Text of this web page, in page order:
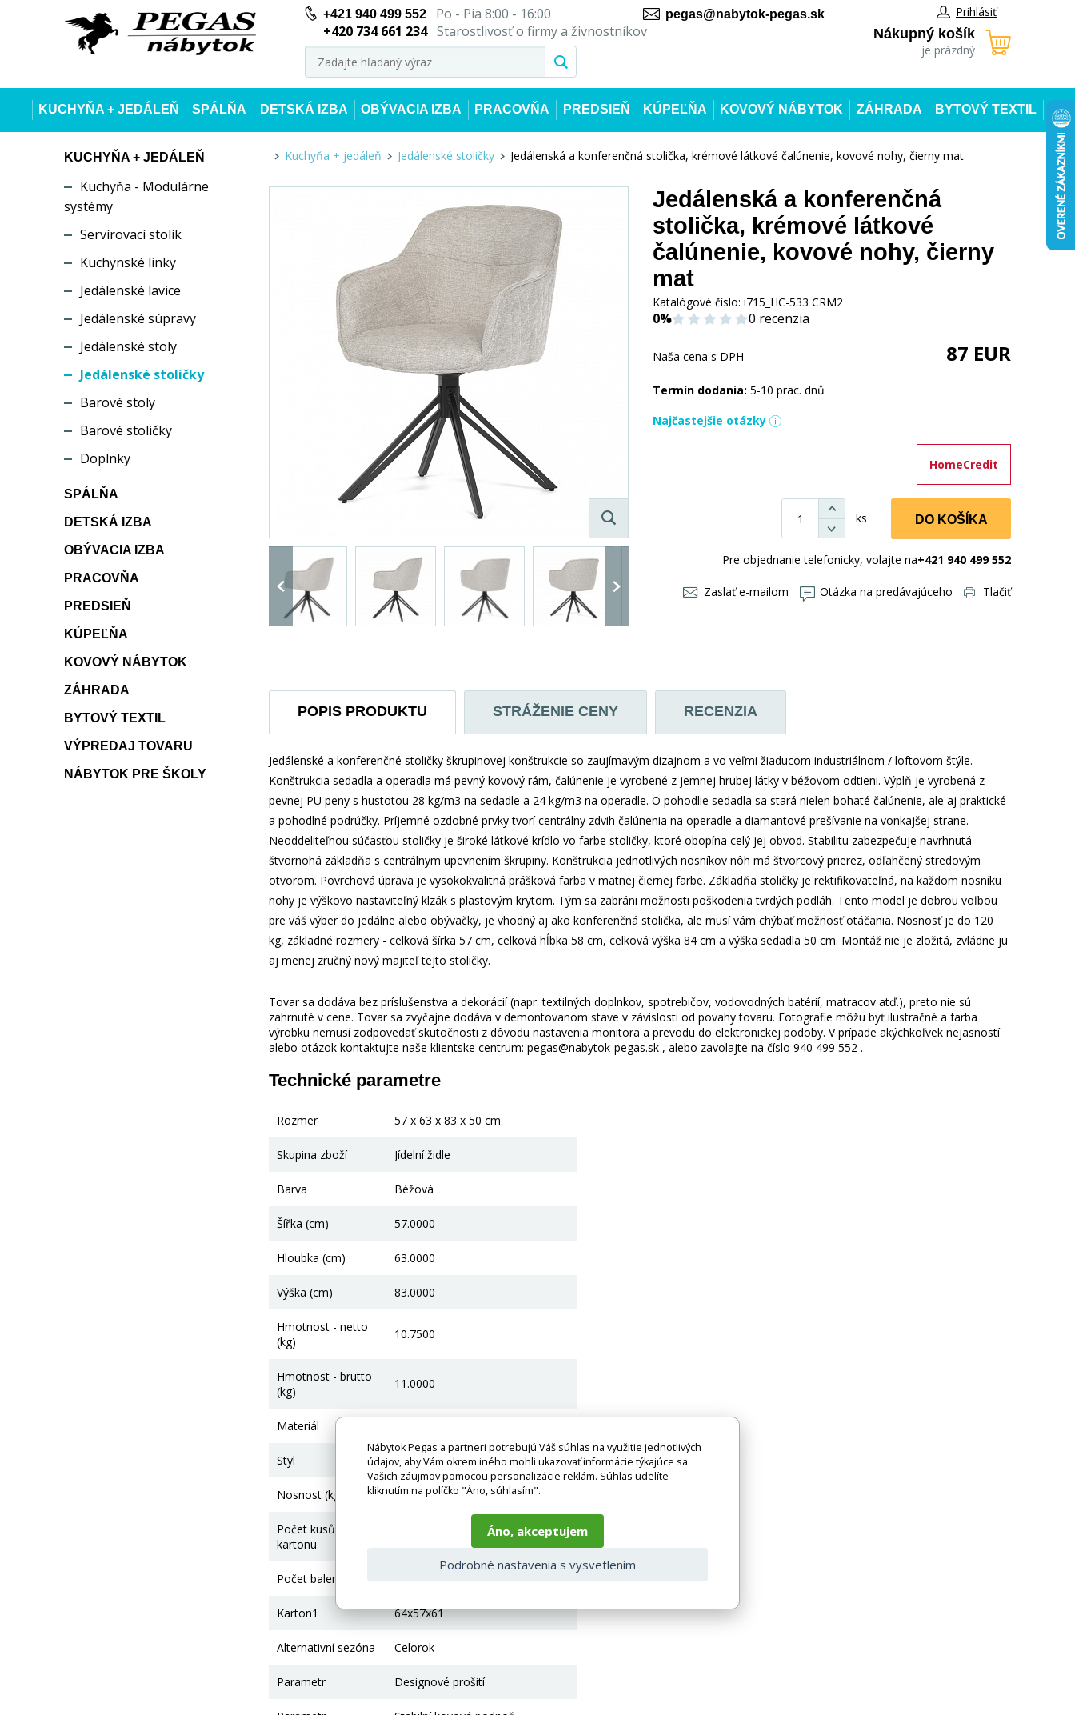
+421 940 499 552
Po - Pia 8:00 - 16:00
+420 734 661 234 Starostlivosť o firmy a živnostníkov
pegas@nabytok-pegas.sk Prihlásiť
Nákupný košík
je prázdný
KUCHYŇA + JEDÁLEŇ SPÁLŇA DETSKÁ IZBA OBÝVACIA IZBA PRACOVŇA PREDSIEŇ KÚPEĽŇA KOVOVÝ NÁBYTOK ZÁHRADA BYTOVÝ TEXTIL
KUCHYŇA + JEDÁLEŇ
Kuchyňa - Modulárne
systémy
Servírovací stolík
Kuchynské linky
Jedálenské lavice
Jedálenské súpravy
Jedálenské stoly
Jedálenské stoličky
Barové stoly
Barové stoličky
Doplnky
SPÁLŇA
DETSKÁ IZBA
OBÝVACIA IZBA
PRACOVŇA
PREDSIEŇ
KÚPEĽŇA
KOVOVÝ NÁBYTOK
ZÁHRADA
BYTOVÝ TEXTIL
VÝPREDAJ TOVARU
NÁBYTOK PRE ŠKOLY
Kuchyňa + jedáleň Jedálenské stoličky Jedálenská a konferenčná stolička, krémové látkové čalúnenie, kovové nohy, čierny mat
Jedálenská a konferenčná
stolička, krémové látkové
čalúnenie, kovové nohy, čierny
mat
Katalógové číslo: i715_HC-533 CRM2
0% 0 recenzia
Naša cena s DPH 87 EUR
Termín dodania: 5-10 prac. dnů
Najčastejšie otázky
HomeCredit
ks DO KOŠÍKA
Pre objednanie telefonicky, volajte na+421 940 499 552
Zaslať e-mailom Otázka na predávajúceho Tlačiť
POPIS PRODUKTU STRÁŽENIE CENY RECENZIA
Jedálenské a konferenčné stoličky škrupinovej konštrukcie so zaujímavým dizajnom a vo veľmi žiaducom industriálnom / loftovom štýle.
Konštrukcia sedadla a operadla má pevný kovový rám, čalúnenie je vyrobené z jemnej hrubej látky v béžovom odtieni. Výplň je vyrobená z
pevnej PU peny s hustotou 28 kg/m3 na sedadle a 24 kg/m3 na operadle. O pohodlie sedadla sa stará nielen bohaté čalúnenie, ale aj praktické
a pohodlné podrúčky. Príjemné ozdobné prvky tvorí centrálny zdvih čalúnenia na operadle a diamantové prešívanie na vonkajšej strane.
Neoddeliteľnou súčasťou stoličky je široké látkové krídlo vo farbe stoličky, ktoré obopína celý jej obvod. Stabilitu zabezpečuje navrhnutá
štvornohá základňa s centrálnym upevnením škrupiny. Konštrukcia jednotlivých nosníkov nôh má štvorcový prierez, odľahčený stredovým
otvorom. Povrchová úprava je vysokokvalitná prášková farba v matnej čiernej farbe. Základňa stoličky je rektifikovateľná, na každom nosníku
nohy je výškovo nastaviteľný klzák s plastovým krytom. Tým sa zabráni možnosti poškodenia tvrdých podláh. Tento model je dobrou voľbou
pre váš výber do jedálne alebo obývačky, je vhodný aj ako konferenčná stolička, ale musí vám chýbať možnosť otáčania. Nosnosť je do 120
kg, základné rozmery - celková šírka 57 cm, celková hĺbka 58 cm, celková výška 84 cm a výška sedadla 50 cm. Montáž nie je zložitá, zvládne ju
aj menej zručný nový majiteľ tejto stoličky.
Tovar sa dodáva bez príslušenstva a dekorácií (napr. textilných doplnkov, spotrebičov, vodovodných batérií, matracov atď.), preto nie sú
zahrnuté v cene. Tovar sa zvyčajne dodáva v demontovanom stave v závislosti od povahy tovaru. Fotografie môžu byť ilustračné a farba
výrobku nemusí zodpovedať skutočnosti z dôvodu nastavenia monitora a prevodu do elektronickej podoby. V prípade akýchkoľvek nejasností
alebo otázok kontaktujte naše klientske centrum: pegas@nabytok-pegas.sk , alebo zavolajte na číslo 940 499 552 .
Technické parametre
Rozmer 57 x 63 x 83 x 50 cm
Skupina zboží Jídelní židle
Barva Béžová
Šířka (cm) 57.0000
Hloubka (cm) 63.0000
Výška (cm) 83.0000
Hmotnost - netto
(kg)
10.7500
Hmotnost - brutto
(kg)
11.0000
Materiál
Styl Industriální
Nosnost (kg) 120.0000
Počet kusů v
kartonu
Počet balení
Karton1 64x57x61
Alternativní sezóna Celorok
Parametr Designové prošití
Nábytok Pegas a partneri potrebujú Váš súhlas na využitie jednotlivých
údajov, aby Vám okrem iného mohli ukazovať informácie týkajúce sa
Vašich záujmov pomocou personalizácie reklám. Súhlas udelíte
kliknutím na políčko "Áno, súhlasím".
Áno, akceptujem
Podrobné nastavenia s vysvetlením